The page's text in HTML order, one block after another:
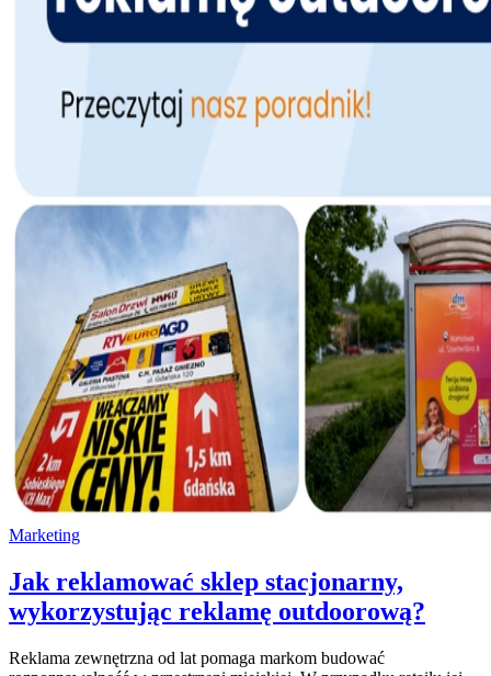
Marketing
Jak reklamować sklep stacjonarny,
wykorzystując reklamę outdoorową?
Reklama zewnętrzna od lat pomaga markom budować